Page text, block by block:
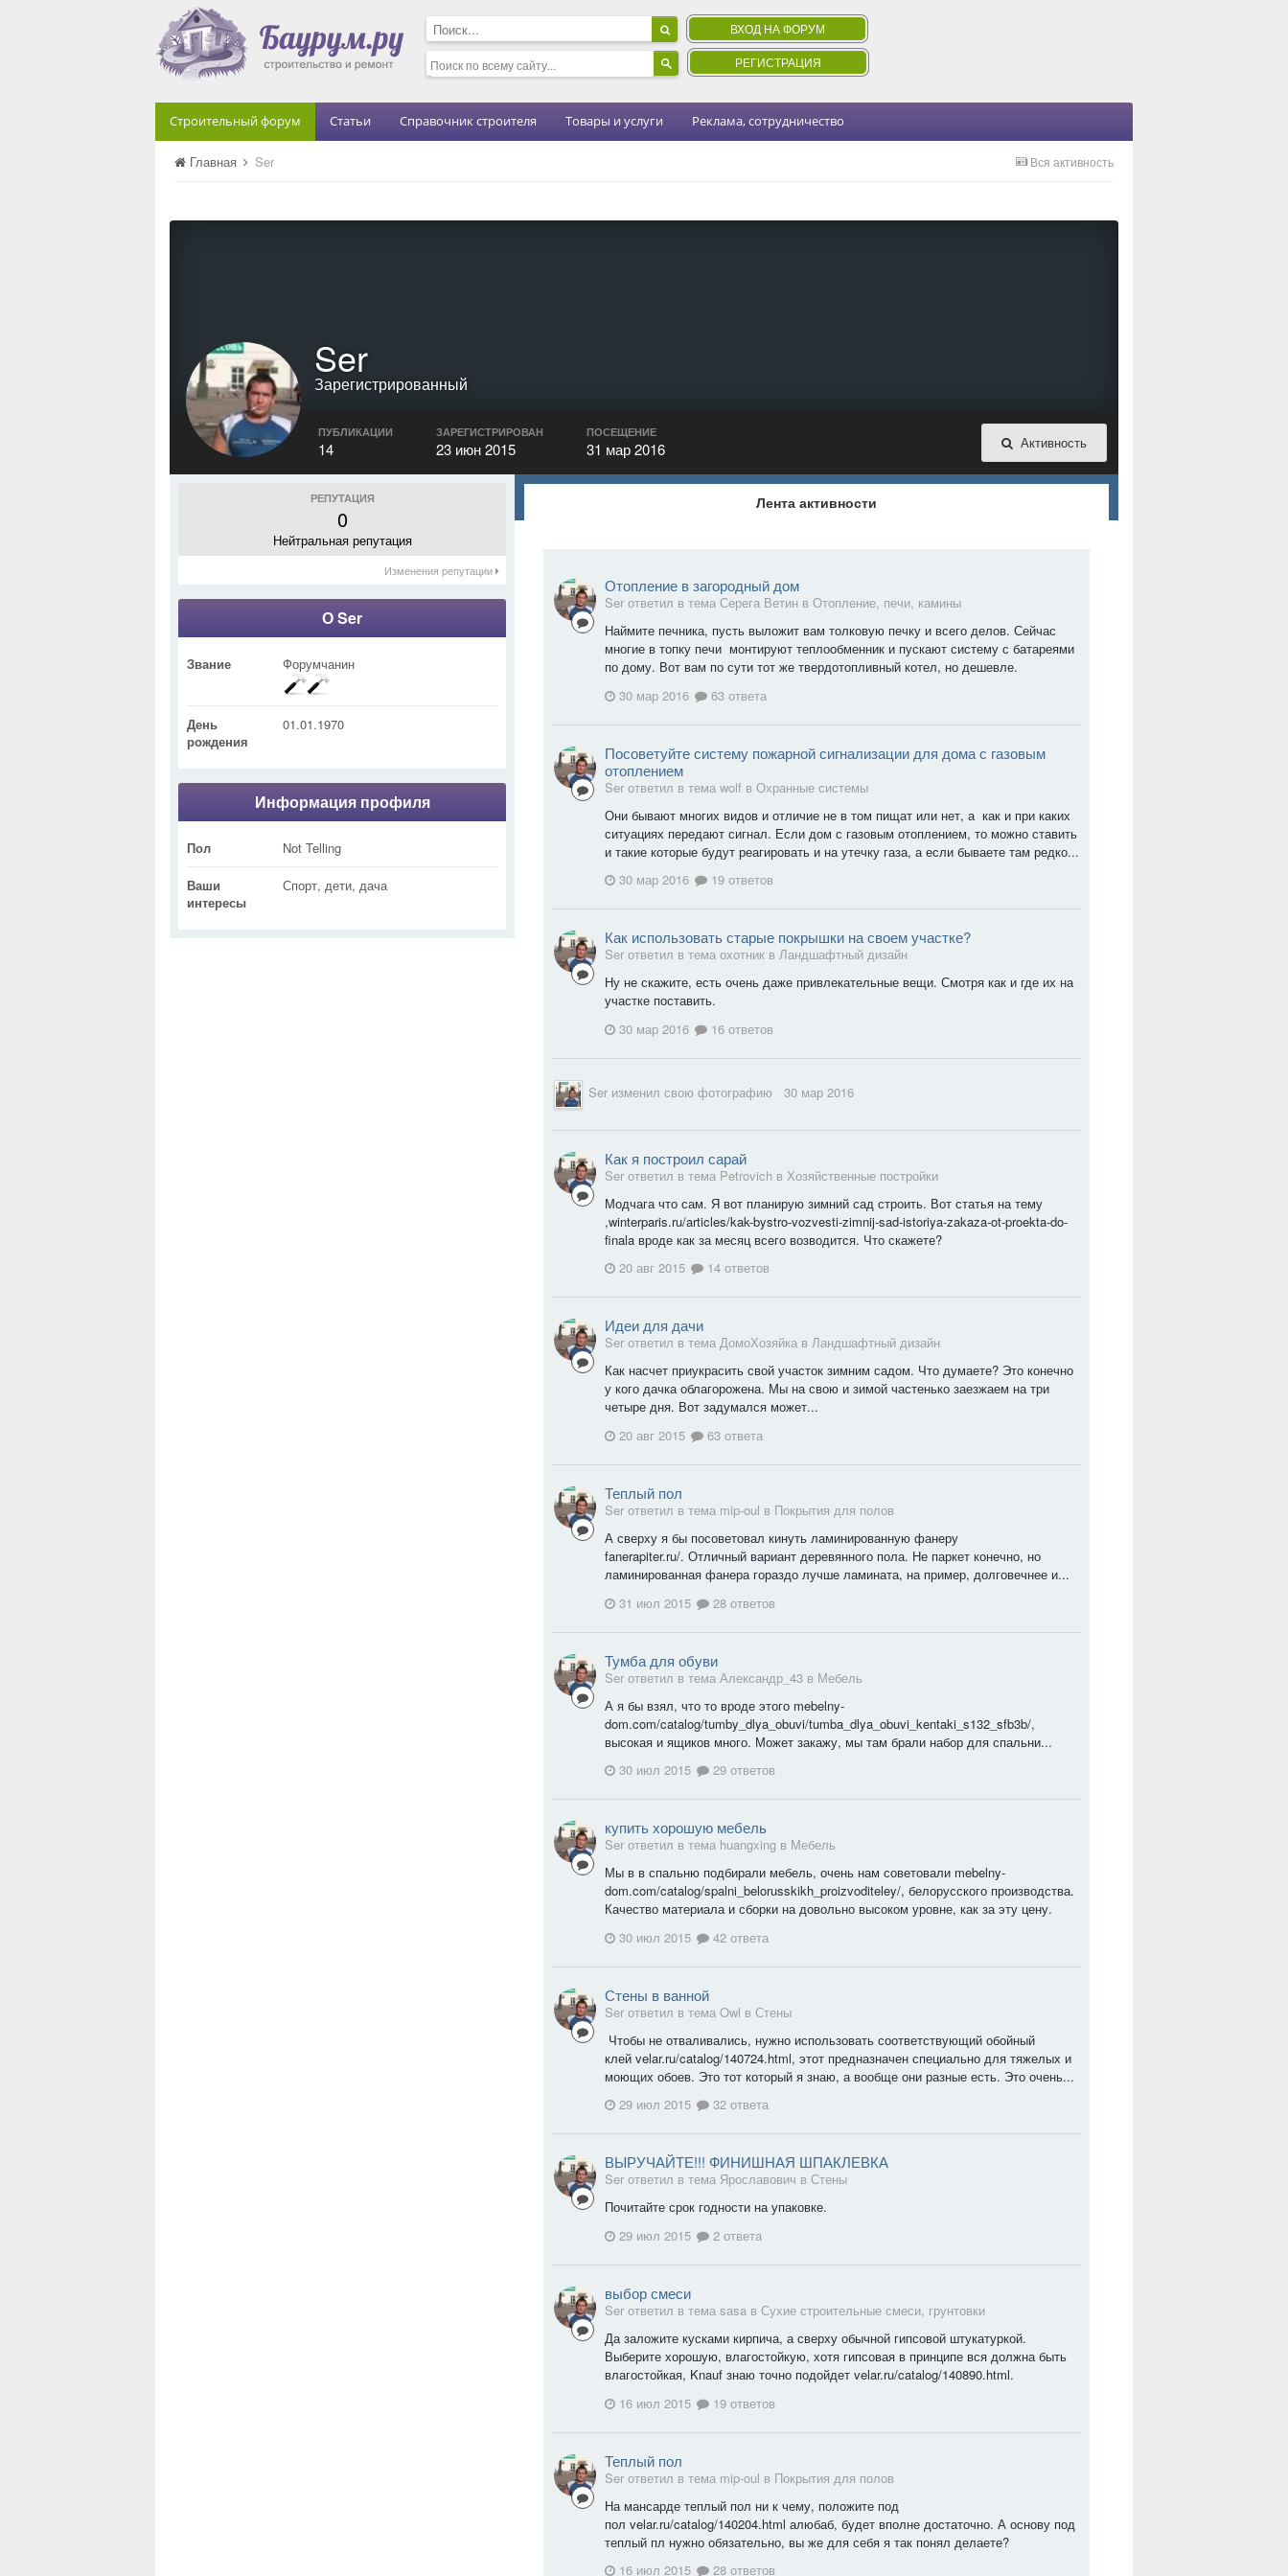
ВХОД НА ФОРУМ
РЕГИСТРАЦИЯ
Строительный форум Статьи Справочник строителя Товары и услуги Реклама, сотрудничество
Вся активность
Главная Ser
Ser
Зарегистрированный
Активность
ПУБЛИКАЦИИ
14
ЗАРЕГИСТРИРОВАН
23 июн 2015
ПОСЕЩЕНИЕ
31 мар 2016
РЕПУТАЦИЯ
0
Нейтральная репутация
Изменения репутации
О Ser
Звание Форумчанин
День
рождения
01.01.1970
Информация профиля
Пол Not Telling
Ваши
интересы
Спорт, дети, дача
Лента активности
Отопление в загородный дом
Ser ответил в тема Серега Ветин в Отопление, печи, камины
Наймите печника, пусть выложит вам толковую печку и всего делов. Сейчас
многие в топку печи монтируют теплообменник и пускают систему с батареями
по дому. Вот вам по сути тот же твердотопливный котел, но дешевле.
30 мар 2016
63 ответа
Посоветуйте систему пожарной сигнализации для дома с газовым
отоплением
Ser ответил в тема wolf в Охранные системы
Они бывают многих видов и отличие не в том пищат или нет, а как и при каких
ситуациях передают сигнал. Если дом с газовым отоплением, то можно ставить
и такие которые будут реагировать и на утечку газа, а если бываете там редко...
30 мар 2016
19 ответов
Как использовать старые покрышки на своем участке?
Ser ответил в тема охотник в Ландшафтный дизайн
Ну не скажите, есть очень даже привлекательные вещи. Смотря как и где их на
участке поставить.
30 мар 2016
16 ответов
Ser изменил свою фотографию 30 мар 2016
Как я построил сарай
Ser ответил в тема Petrovich в Хозяйственные постройки
Модчага что сам. Я вот планирую зимний сад строить. Вот статья на тему
,winterparis.ru/articles/kak-bystro-vozvesti-zimnij-sad-istoriya-zakaza-ot-proekta-do-
finala вроде как за месяц всего возводится. Что скажете?
20 авг 2015
14 ответов
Идеи для дачи
Ser ответил в тема ДомоХозяйка в Ландшафтный дизайн
Как насчет приукрасить свой участок зимним садом. Что думаете? Это конечно
у кого дачка облагорожена. Мы на свою и зимой частенько заезжаем на три
четыре дня. Вот задумался может...
20 авг 2015
63 ответа
Теплый пол
Ser ответил в тема mip-oul в Покрытия для полов
А сверху я бы посоветовал кинуть ламинированную фанеру
fanerapiter.ru/. Отличный вариант деревянного пола. Не паркет конечно, но
ламинированная фанера гораздо лучше ламината, на пример, долговечнее и...
31 июл 2015
28 ответов
Тумба для обуви
Ser ответил в тема Александр_43 в Мебель
А я бы взял, что то вроде этого mebelny-
dom.com/catalog/tumby_dlya_obuvi/tumba_dlya_obuvi_kentaki_s132_sfb3b/,
высокая и ящиков много. Может закажу, мы там брали набор для спальни...
30 июл 2015
29 ответов
купить хорошую мебель
Ser ответил в тема huangxing в Мебель
Мы в в спальню подбирали мебель, очень нам советовали mebelny-
dom.com/catalog/spalni_belorusskikh_proizvoditeley/, белорусского производства.
Качество материала и сборки на довольно высоком уровне, как за эту цену.
30 июл 2015
42 ответа
Стены в ванной
Ser ответил в тема Owl в Стены
Чтобы не отваливались, нужно использовать соответствующий обойный
клей velar.ru/catalog/140724.html, этот предназначен специально для тяжелых и
моющих обоев. Это тот который я знаю, а вообще они разные есть. Это очень...
29 июл 2015
32 ответа
ВЫРУЧАЙТЕ!!! ФИНИШНАЯ ШПАКЛЕВКА
Ser ответил в тема Ярославович в Стены
Почитайте срок годности на упаковке.
29 июл 2015
2 ответа
выбор смеси
Ser ответил в тема sasa в Сухие строительные смеси, грунтовки
Да заложите кусками кирпича, а сверху обычной гипсовой штукатуркой.
Выберите хорошую, влагостойкую, хотя гипсовая в принципе вся должна быть
влагостойкая, Knauf знаю точно подойдет velar.ru/catalog/140890.html.
16 июл 2015
19 ответов
Теплый пол
Ser ответил в тема mip-oul в Покрытия для полов
На мансарде теплый пол ни к чему, положите под
пол velar.ru/catalog/140204.html алюбаб, будет вполне достаточно. А основу под
теплый пл нужно обязательно, вы же для себя я так понял делаете?
16 июл 2015
28 ответов